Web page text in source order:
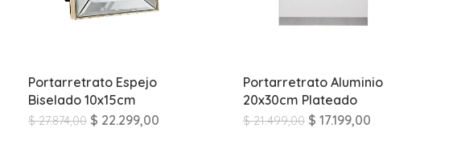
Portarretrato Espejo
Biselado 10x15cm
$27.874,00 $ 22.299,00
Portarretrato Aluminio
20x30cm Plateado
$21.499,00 $ 17.199,00